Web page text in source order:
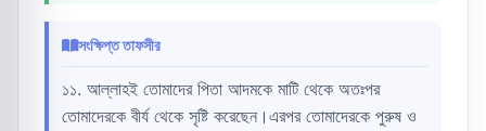
সংক্ষিপ্ত তাফসীর
১১. আল্লাহই তোমাদের পিতা আদমকে মাটি থেকে অতঃপর
তোমাদেরকে বীর্য থেকে সৃষ্টি করেছেন।এরপর তোমাদেরকে পুরুষ ও